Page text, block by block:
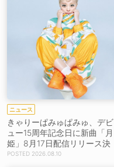
ニュース
きゃりーぱみゅぱみゅ、デビ
ュー15周年記念日に新曲「月
姫」8月17日配信リリース決
定！
2026.08.10